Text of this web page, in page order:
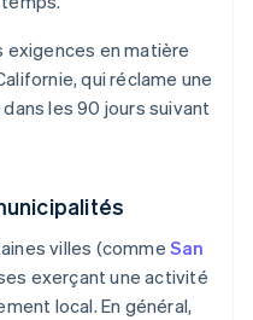
exigences en matière
qui réclame une
les 90 jours suivant
villes (comme San
exerçant une activité
local. En général,